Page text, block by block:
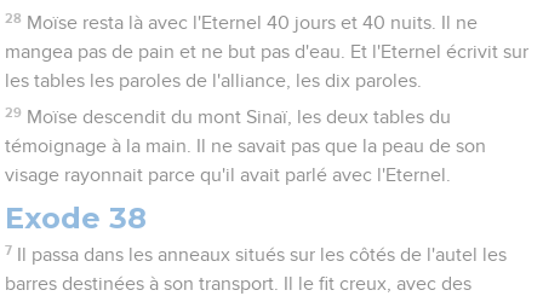
28 Moïse resta là avec l'Eternel 40 jours et 40 nuits. Il ne
mangea pas de pain et ne but pas d'eau. Et l'Eternel écrivit sur
les tables les paroles de l'alliance, les dix paroles.
29 Moïse descendit du mont Sinaï, les deux tables du
témoignage à la main. Il ne savait pas que la peau de son
visage rayonnait parce qu'il avait parlé avec l'Eternel.
Exode 38
7
Il passa dans les anneaux situés sur les côtés de l'autel les
barres destinées à son transport. Il le fit creux, avec des